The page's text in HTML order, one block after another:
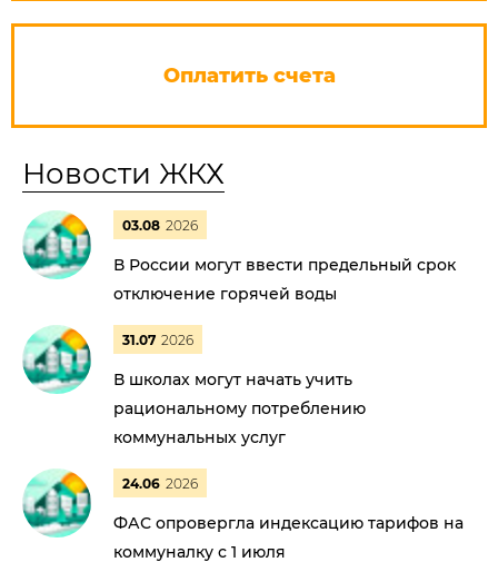
Оплатить счета
Новости ЖКХ
03.08 2026
В России могут ввести предельный срок
отключение горячей воды
31.07 2026
В школах могут начать учить
рациональному потреблению
коммунальных услуг
24.06 2026
ФАС опровергла индексацию тарифов на
коммуналку с 1 июля